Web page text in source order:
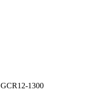
GCR12-1300